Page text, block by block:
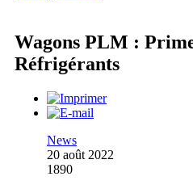
Wagons PLM :
Réfrigérants
News
20 août 2022
1890